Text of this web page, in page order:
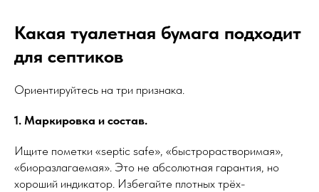
Какая туалетная бумага подходит
для септиков
Ориентируйтесь на три признака.
1. Маркировка и состав.
Ищите пометки «septic safe», «быстрорастворимая»,
«биоразлагаемая». Это не абсолютная гарантия, но
хороший индикатор. Избегайте плотных трёх-